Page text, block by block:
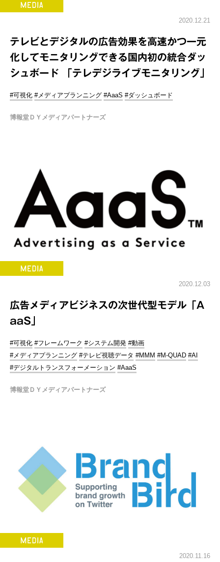
2020.12.21
テレビとデジタルの広告効果を高速かつ一元
化してモニタリングできる国内初の統合ダッ
シュボード 「テレデジライブモニタリング」
#可視化 #メディアプランニング #AaaS #ダッシュボード
博報堂ＤＹメディアパートナーズ
2020.12.03
広告メディアビジネスの次世代型モデル「A
aaS」
#可視化 #フレームワーク #システム開発 #動画
#メディアプランニング #テレビ視聴データ #MMM #M-QUAD #AI
#デジタルトランスフォーメーション #AaaS
博報堂ＤＹメディアパートナーズ
2020.11.16